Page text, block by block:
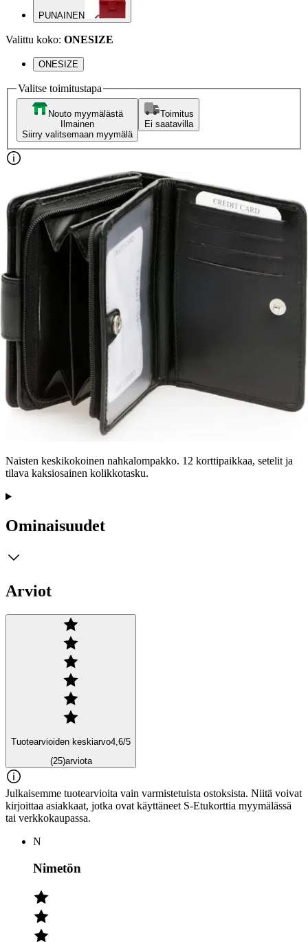
PUNAINEN
Valittu koko: ONESIZE
ONESIZE
Valitse toimitustapa
Nouto myymälästä
Ilmainen
Siirry valitsemaan myymälä
Toimitus
Ei saatavilla
Ilmainen toimitus yli 100 €:n tilauksille
Postin pakettiautomaattiin tai
palvelupisteeseen!
Etu ei koske Suuri‑lisäpalvelulla toimitettavia tuotteita.
Tarkista myymäläsaatavuus
Tuotekuvaus
Naisten keskikokoinen nahkalompakko. 12 korttipaikkaa, setelit ja
tilava kaksiosainen kolikkotasku.
Ominaisuudet
Arviot
Tuotearvioiden keskiarvo4,6/5
(25)arviota
Julkaisemme tuotearvioita vain varmistetuista ostoksista. Niitä voivat
kirjoittaa asiakkaat, jotka ovat käyttäneet S-Etukorttia myymälässä
tai verkkokaupassa.
N
Nimetön